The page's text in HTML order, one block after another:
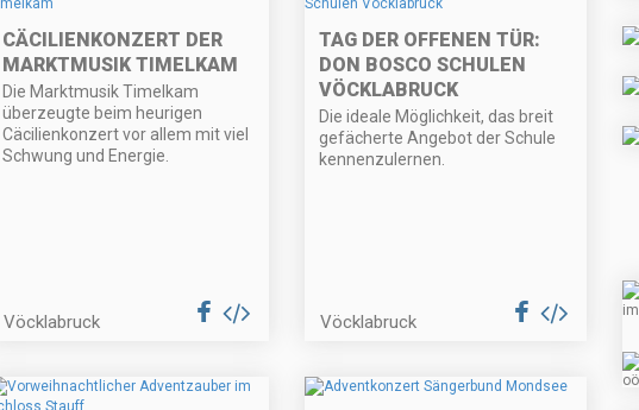
CÄCILIENKONZERT DER
MARKTMUSIK TIMELKAM
Die Marktmusik Timelkam
überzeugte beim heurigen
Cäcilienkonzert vor allem mit viel
Schwung und Energie.
Vöcklabruck
TAG DER OFFENEN TÜR:
DON BOSCO SCHULEN
VÖCKLABRUCK
Die ideale Möglichkeit, das breit
gefächerte Angebot der Schule
kennenzulernen.
Vöcklabruck